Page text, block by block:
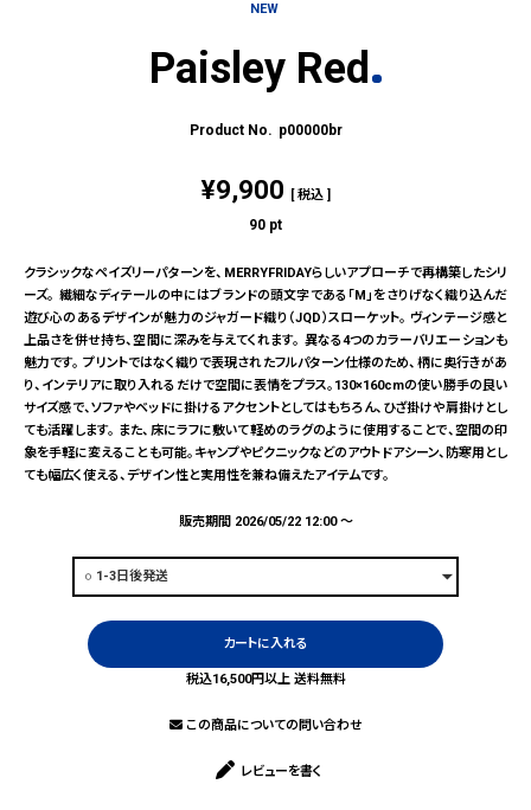
NEW
Paisley Red
p00000br
¥9,900 税込
90 pt
クラシックなペイズリーパターンを、MERRYFRIDAYらしいアプローチで再構築したシリ
ーズ。 繊細なディテールの中にはブランドの頭文字である「M」をさりげなく織り込んだ
遊び心のあるデザインが魅力のジャガード織り（JQD）スローケット。 ヴィンテージ感と
上品さを併せ持ち、空間に深みを与えてくれます。 異なる4つのカラーバリエーションも
魅力です。 プリントではなく織りで表現されたフルパターン仕様のため、柄に奥行きがあ
り、インテリアに取り入れるだけで空間に表情をプラス。130×160cmの使い勝手の良い
サイズ感で、ソファやベッドに掛けるアクセントとしてはもちろん、ひざ掛けや肩掛けとし
ても活躍します。 また、床にラフに敷いて軽めのラグのように使用することで、空間の印
象を手軽に変えることも可能。キャンプやピクニックなどのアウトドアシーン、防寒用とし
ても幅広く使える、デザイン性と実用性を兼ね備えたアイテムです。
販売期間 2026/05/22 12:00〜
カートに入れる
税込16,500円以上 送料無料
この商品についての問い合わせ
レビューを書く